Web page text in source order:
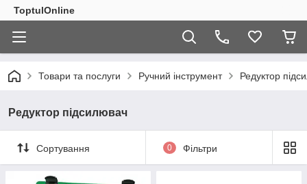
ToptulOnline
Товари та послуги Ручний інструмент Редуктор
Редуктор підсилювач
Сортування 0 Фільтри